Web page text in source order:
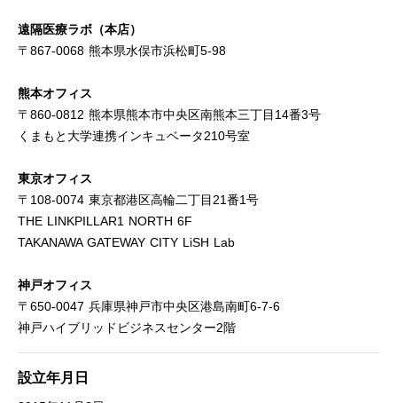
遠隔医療ラボ（本店）
〒867-0068 熊本県水俣市浜松町5-98
熊本オフィス
〒860-0812 熊本県熊本市中央区南熊本三丁目14番3号
くまもと大学連携インキュベータ210号室
東京オフィス
〒108-0074 東京都港区高輪二丁目21番1号
THE LINKPILLAR1 NORTH 6F
TAKANAWA GATEWAY CITY LiSH Lab
神戸オフィス
〒650-0047 兵庫県神戸市中央区港島南町6-7-6
神戸ハイブリッドビジネスセンター2階
設立年月日